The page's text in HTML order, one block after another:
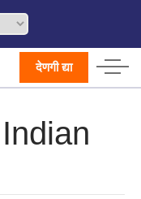
देणगी द्या
Indian